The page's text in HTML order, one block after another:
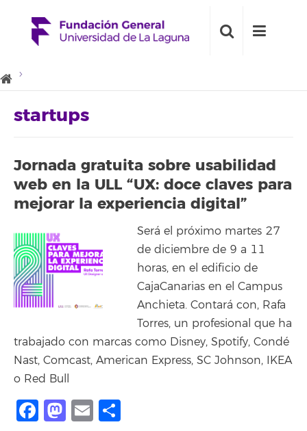
startups
Jornada gratuita sobre usabilidad
web en la ULL “UX: doce claves para
mejorar la experiencia digital”
Será el próximo martes 27
de diciembre de 9 a 11
horas, en el edificio de
CajaCanarias en el Campus
Anchieta. Contará con, Rafa
Torres, un profesional que ha
trabajado con marcas como Disney, Spotify, Condé
Nast, Comcast, American Express, SC Johnson, IKEA
o Red Bull
Facebook
Mastodon
Email